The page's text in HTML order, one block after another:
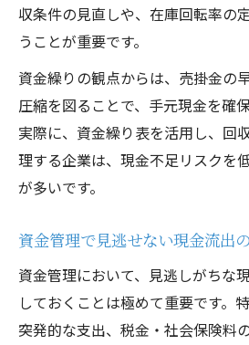
収条件の見直しや、在庫回転率の
うことが重要です。
資金繰りの観点からは、売掛金の
圧縮を図ることで、手元現金を確
実際に、資金繰り表を活用し、回
理する企業は、現金不足リスクを
が多いです。
資金管理で見逃せない現金流出
資金管理において、見逃しがちな
しておくことは極めて重要です。
突発的な支出、税金・社会保険料